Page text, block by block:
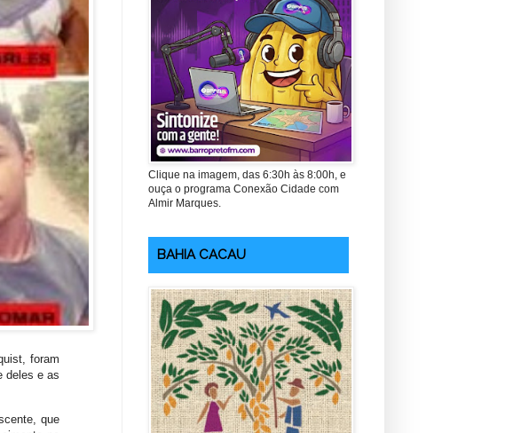
foram
deles e as
que
Clique na imagem, das 6:30h às 8:00h, e
ouça o programa Conexão Cidade com
Almir Marques.
BAHIA CACAU